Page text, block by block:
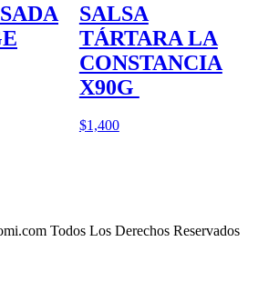
SALSA
TÁRTARA LA
CONSTANCIA
X90G
$1,400
Todos Los Derechos Reservados